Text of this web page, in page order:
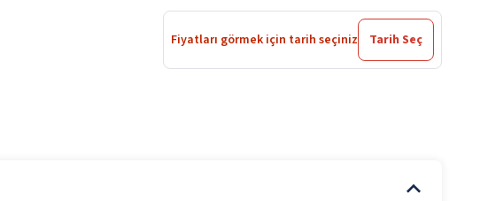
Fiyatları görmek için tarih seçiniz Tarih Seç